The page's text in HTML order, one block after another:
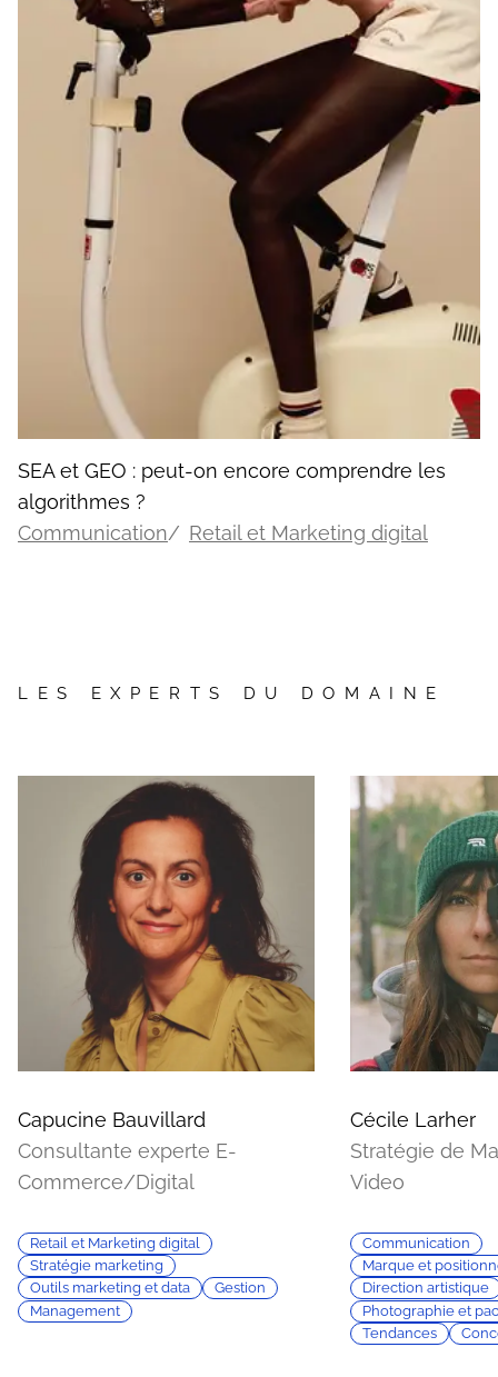
SEA et GEO : peut-on encore comprendre les
algorithmes ?
Communication
Retail et Marketing digital
LES EXPERTS DU DOMAINE
Capucine Bauvillard
Consultante experte E-
Commerce/Digital
Retail et Marketing digital
Stratégie marketing
Outils marketing et data
Gestion
Management
Cécile Larher
Stratégie de
Video
Communication
Marque et
Direction artistique
Photographie et
Tendances